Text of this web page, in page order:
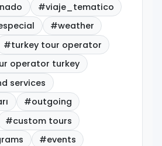
#viaje_tematico
#weather
#turkey tour operator
operator turkey
services
#outgoing
#custom tours
#events